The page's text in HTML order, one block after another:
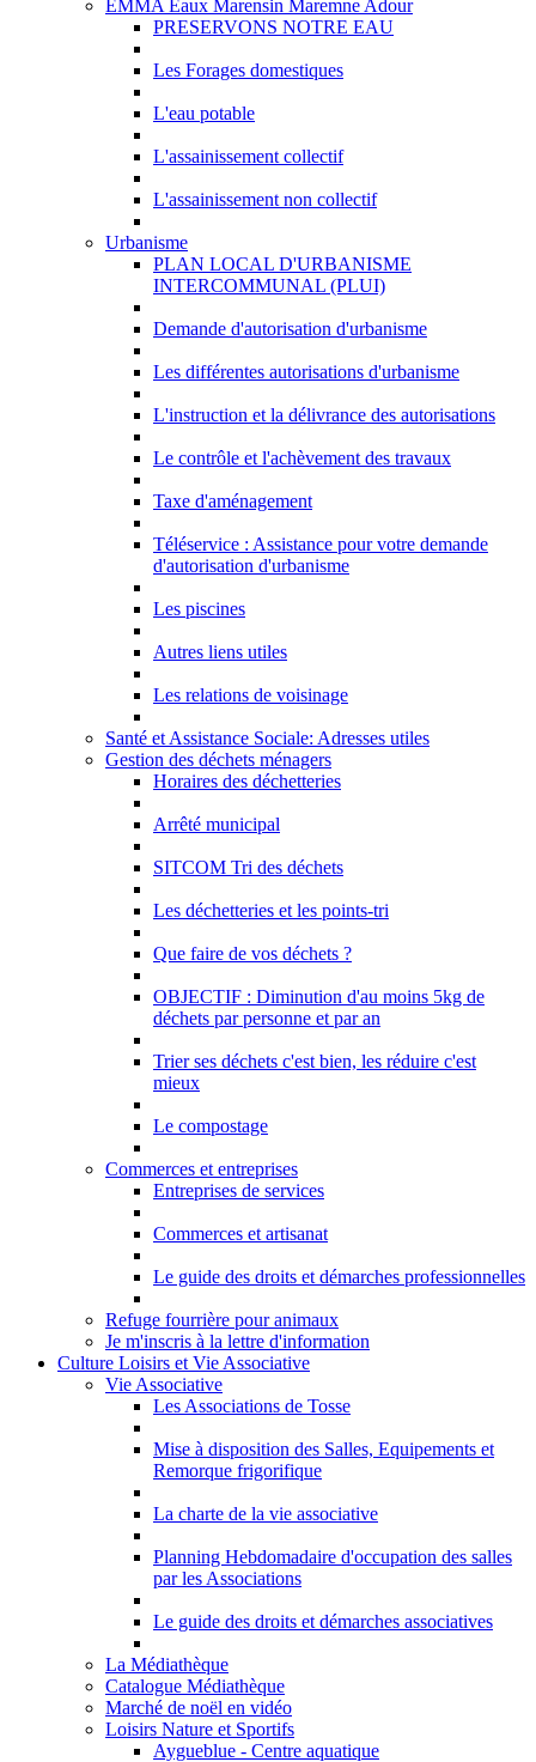
EMMA Eaux Marensin Maremne Adour
PRESERVONS NOTRE EAU
Les Forages domestiques
L'eau potable
L'assainissement collectif
L'assainissement non collectif
Urbanisme
PLAN LOCAL D'URBANISME
INTERCOMMUNAL (PLUI)
Demande d'autorisation d'urbanisme
Les différentes autorisations d'urbanisme
L'instruction et la délivrance des autorisations
Le contrôle et l'achèvement des travaux
Taxe d'aménagement
Téléservice : Assistance pour votre demande
d'autorisation d'urbanisme
Les piscines
Autres liens utiles
Les relations de voisinage
Santé et Assistance Sociale: Adresses utiles
Gestion des déchets ménagers
Horaires des déchetteries
Arrêté municipal
SITCOM Tri des déchets
Les déchetteries et les points-tri
Que faire de vos déchets ?
OBJECTIF : Diminution d'au moins 5kg de
déchets par personne et par an
Trier ses déchets c'est bien, les réduire c'est
mieux
Le compostage
Commerces et entreprises
Entreprises de services
Commerces et artisanat
Le guide des droits et démarches professionnelles
Refuge fourrière pour animaux
Je m'inscris à la lettre d'information
Culture Loisirs et Vie Associative
Vie Associative
Les Associations de Tosse
Mise à disposition des Salles, Equipements et
Remorque frigorifique
La charte de la vie associative
Planning Hebdomadaire d'occupation des salles
par les Associations
Le guide des droits et démarches associatives
La Médiathèque
Catalogue Médiathèque
Marché de noël en vidéo
Loisirs Nature et Sportifs
Aygueblue - Centre aquatique